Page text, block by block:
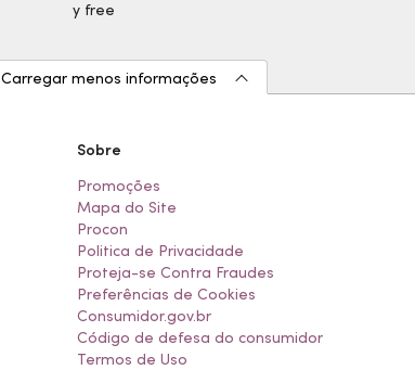
Carregar menos informações
Sobre
Promoções
Mapa do Site
Procon
Politica de Privacidade
Proteja-se Contra Fraudes
Preferências de Cookies
Consumidor.gov.br
Código de defesa do consumidor
Termos de Uso